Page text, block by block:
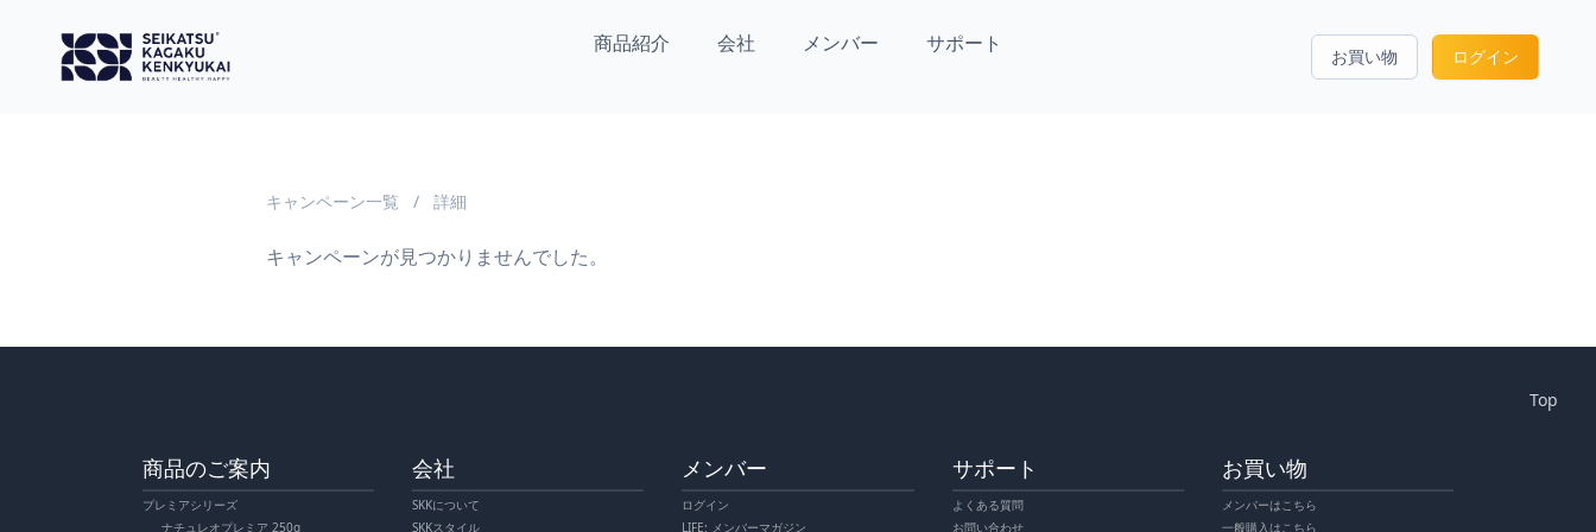
商品紹介 会社 メンバー サポート
お買い物 ログイン
キャンペーン一覧 / 詳細
キャンペーンが見つかりませんでした。
Top
商品のご案内
プレミアシリーズ
ナチュレオプレミア 250g
会社
SKKについて
SKKスタイル
メンバー
ログイン
LIFE: メンバーマガジン
サポート
よくある質問
お問い合わせ
お買い物
メンバーはこちら
一般購入はこちら